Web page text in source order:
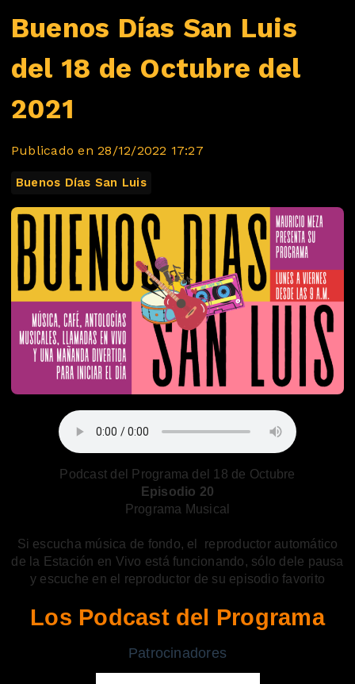
Buenos Días San Luis
del 18 de Octubre del
2021
Publicado en 28/12/2022 17:27
Buenos Días San Luis
Podcast del Programa del 18 de Octubre
Episodio 20
Programa Musical
Si escucha música de fondo, el reproductor automático
de la Estación en Vivo está funcionando, sólo dele pausa
y escuche en el reproductor de su episodio favorito
Los Podcast del Programa
Patrocinadores